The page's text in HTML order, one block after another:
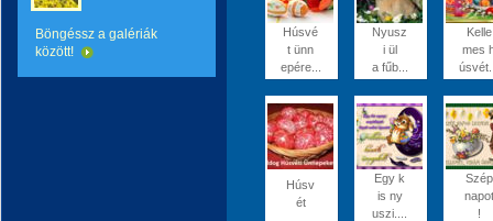
Böngéssz a galériák
között!
Húsvé
t ünn
epére...
Nyusz
i ül
a fűb...
Kelle
mes
Húsv
ét
Egy k
is ny
uszi....
Szép
napot
!